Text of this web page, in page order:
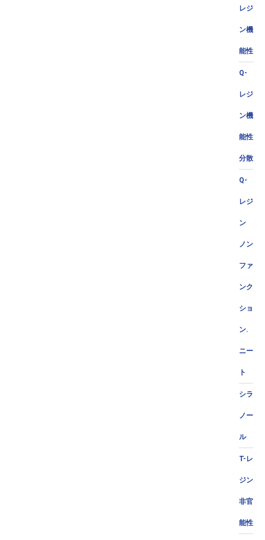
レジ
ン機
能性
Q-
レジ
ン機
能性
分散
Q-
レジ
ン
ノン
ファ
ンク
ショ
ン.
ニー
ト
シラ
ノー
ル
T-レ
ジン
非官
能性